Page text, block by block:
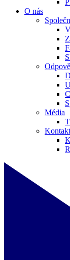
O nás
Média
Kontakt